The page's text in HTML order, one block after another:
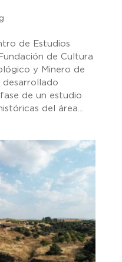
de Estudios
de Cultura
y Minero de
desarrollado
de un estudio
del área...